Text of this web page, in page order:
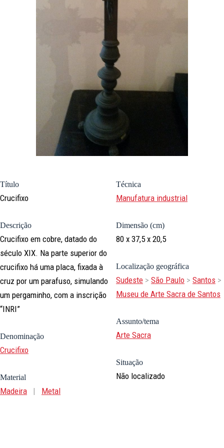
Título
Crucifixo
Descrição
Crucifixo em cobre, datado do
século XIX. Na parte superior do
crucifixo há uma placa, fixada à
cruz por um parafuso, simulando
um pergaminho, com a inscrição
“INRI”
Denominação
Crucifixo
Material
Madeira | Metal
Técnica
Manufatura industrial
Dimensão (cm)
80 x 37,5 x 20,5
Localização geográfica
Sudeste > São Paulo > Santos >
Museu de Arte Sacra de Santos
Assunto/tema
Arte Sacra
Situação
Não localizado